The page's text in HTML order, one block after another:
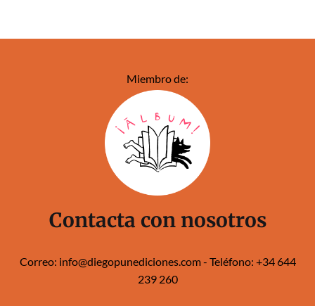
Miembro de:
Contacta con nosotros
Correo: info@diegopunediciones.com- Teléfono: +34 644
239 260‬‬